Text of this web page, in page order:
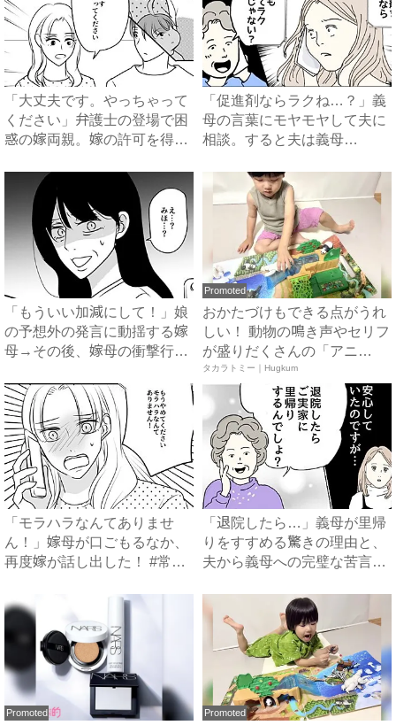
「大丈夫です。やっちゃって
ください」弁護士の登場で困
惑の嫁両親。嫁の許可を得た
「促進剤ならラクね…？」義
母の言葉にモヤモヤして夫に
相談。すると夫は義母
「もういい加減にして！」娘
の予想外の発言に動揺する嫁
母→その後、嫁母の衝撃行動
Promoted
おかたづけもできる点がうれ
しい！ 動物の鳴き声やセリフ
が盛りだくさんの「アニ
ア ...
タカラトミー｜Hugkum
「モラハラなんてありませ
ん！」嫁母が口ごもるなか、
再度嫁が話し出した！ #常識
「退院したら…」義母が里帰
りをすすめる驚きの理由と、
夫から義母への完璧な苦言
Promoted Promoted